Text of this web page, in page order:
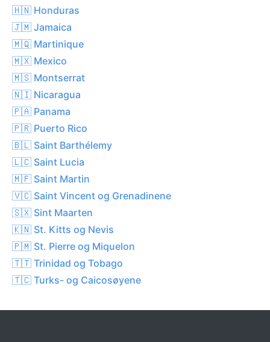
🇭🇳 Honduras
🇯🇲 Jamaica
🇲🇶 Martinique
🇲🇽 Mexico
🇲🇸 Montserrat
🇳🇮 Nicaragua
🇵🇦 Panama
🇵🇷 Puerto Rico
🇧🇱 Saint Barthélemy
🇱🇨 Saint Lucia
🇲🇫 Saint Martin
🇻🇨 Saint Vincent og Grenadinene
🇸🇽 Sint Maarten
🇰🇳 St. Kitts og Nevis
🇵🇲 St. Pierre og Miquelon
🇹🇹 Trinidad og Tobago
🇹🇨 Turks- og Caicosøyene